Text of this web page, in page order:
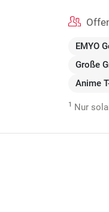
EMYO
Große
Anime
1 Nur